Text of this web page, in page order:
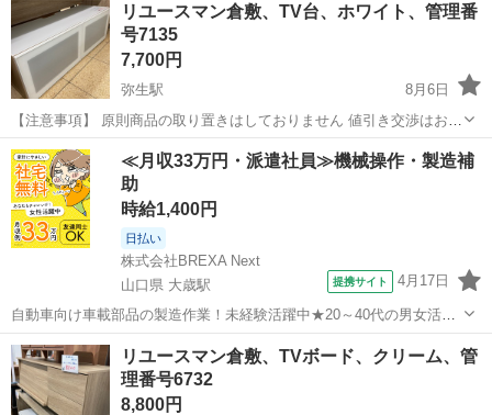
リユースマン倉敷、TV台、ホワイト、管理番
号7135
7,700円
弥生駅
8月6日
【注意事項】 原則商品の取り置きはしておりません 値引き交渉はお受
けできません 購入のタイミングが重なった場合は店頭販売を優先させ
て頂きます m(_ _)m 上記問合せ、またはテンプレートでのご質問には
お返事しておりま...
岡山 倉敷市 弥生駅 収納家具 店頭
≪月収33万円・派遣社員≫機械操作・製造補
助
時給1,400円
日払い
株式会社BREXA Next
山口県 大歳駅
提携サイト 4月17日
自動車向け車載部品の製造作業！未経験活躍中★20～40代の男女活躍
中！友達同士での応募OK！備品付きワンルーム寮費無料！赴任旅費会
社負担！生活支援物資事前対応可◎格安食堂利用可！年間休日135日
♪《山口県山口市》 人気の工...
山口 山口市 その他
リユースマン倉敷、TVボード、クリーム、管
理番号6732
8,800円